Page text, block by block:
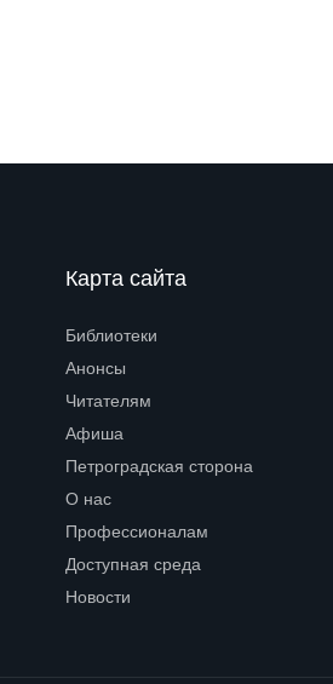
Карта сайта
Библиотеки
Анонсы
Читателям
Афиша
Петроградская сторона
О нас
Профессионалам
Доступная среда
Новости